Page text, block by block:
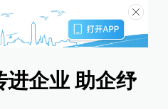
进企业 助企纾